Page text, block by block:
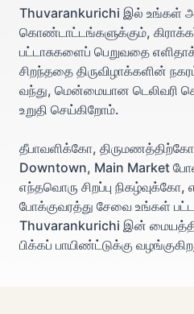
Thuvarankurichi இல் உங்கள்
கொண்டாட்டங்களுக்கும்,
பட்டாசுகளைப் பெறுவதை
சிறந்ததை திருவிழாக்களின்
வந்து, மென்மையான டெலிவரி
உறுதி செய்கிறோம்.
தீபாவளிக்கோ,
Downtown, Main Market
எந்தவொரு சிறப்பு
போக்குவரத்து சேவை உங்கள்
Thuvarankurichi இன்
பிக்கப் பாயிண்ட்டுக்கு